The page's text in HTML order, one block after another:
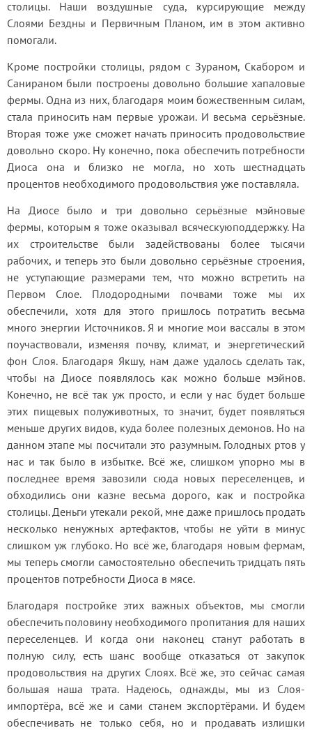
столицы. Наши воздушные суда, курсирующие между
Слоями Бездны и Первичным Планом, им в этом активно
помогали.
Кроме постройки столицы, рядом с Зураном, Скабором и
Санираном были построены довольно большие хапаловые
фермы. Одна из них, благодаря моим божественным силам,
стала приносить нам первые урожаи. И весьма серьёзные.
Вторая тоже уже сможет начать приносить продовольствие
довольно скоро. Ну конечно, пока обеспечить потребности
Диоса она и близко не могла, но хоть шестнадцать
процентов необходимого продовольствия уже поставляла.
На Диосе было и три довольно серьёзные мэйновые
фермы, которым я тоже оказывал всяческуюподдержку. На
их строительстве были задействованы более тысячи
рабочих, и теперь это были довольно серьёзные строения,
не уступающие размерами тем, что можно встретить на
Первом Слое. Плодородными почвами тоже мы их
обеспечили, хотя для этого пришлось потратить весьма
много энергии Источников. Я и многие мои вассалы в этом
поучаствовали, изменяя почву, климат, и энергетический
фон Слоя. Благодаря Якшу, нам даже удалось сделать так,
чтобы на Диосе появлялось как можно больше мэйнов.
Конечно, не всё так уж просто, и если у нас будет больше
этих пищевых полуживотных, то значит, будет появляться
меньше других видов, куда более полезных демонов. Но на
данном этапе мы посчитали это разумным. Голодных ртов у
нас и так было в избытке. Всё же, слишком упорно мы в
последнее время завозили сюда новых переселенцев, и
обходились они казне весьма дорого, как и постройка
столицы. Деньги утекали рекой, мне даже пришлось продать
несколько ненужных артефактов, чтобы не уйти в минус
слишком уж глубоко. Но всё же, благодаря новым фермам,
мы теперь смогли самостоятельно обеспечить тридцать пять
процентов потребности Диоса в мясе.
Благодаря постройке этих важных объектов, мы смогли
обеспечить половину необходимого пропитания для наших
переселенцев. И когда они наконец станут работать в
полную силу, есть шанс вообще отказаться от закупок
продовольствия на других Слоях. Всё же, это сейчас самая
большая наша трата. Надеюсь, однажды, мы из Слоя-
импортёра, всё же и сами станем экспортёрами. И будем
обеспечивать не только себя, но и продавать излишки